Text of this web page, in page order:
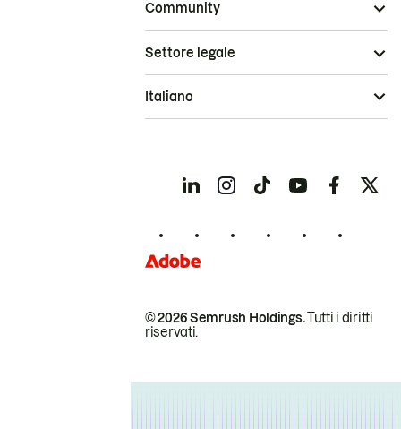
Community
© 2026 Semrush Holdings.Tutti i diritti
riservati.
Settore legale
Italiano